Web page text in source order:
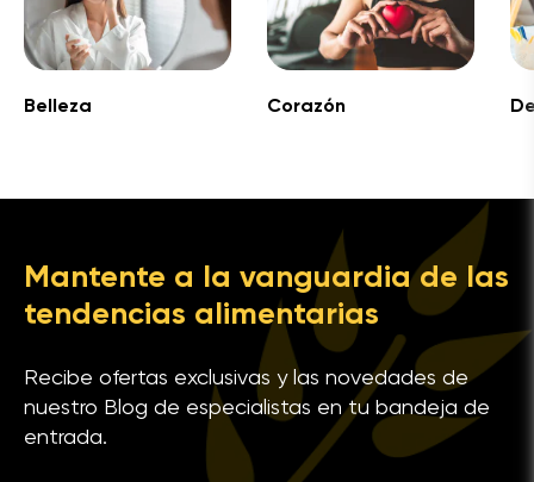
Belleza Corazón
Mantente a la vanguardia de las
tendencias alimentarias
Recibe ofertas exclusivas y las novedades de
nuestro Blog de especialistas en tu bandeja de
entrada.